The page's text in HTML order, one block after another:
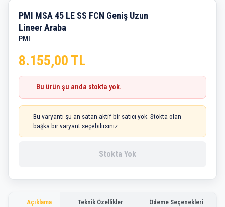
Açıklama Teknik Özellikler Ödeme Seçenekleri
PMI MSA 45 LE SS FCN Geniş Uzun
Lineer Araba
PMI
8.155,00 TL
Bu ürün şu anda stokta yok.
Bu varyantı şu an satan aktif bir satıcı yok. Stokta olan
başka bir varyant seçebilirsiniz.
Stokta Yok